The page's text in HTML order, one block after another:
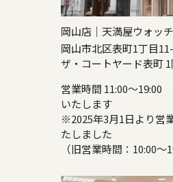
岡山店｜天満屋ウォッ
岡山市北区表町1丁目
ザ・コートヤード表町
営業時間 11:00～19:00
いたします
※2025年3月1日より営
たしました
（旧営業時間：10:00～